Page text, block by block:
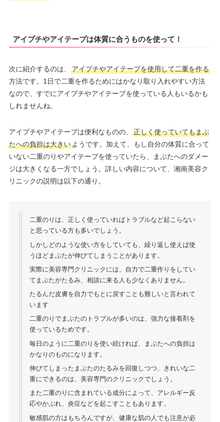
アイプチやアイテープは体質に合うものを使って！
次に紹介するのは、
アイプチやアイテープを使用して二重を作る
方法です。1日で二重を作るためにはかなり取り入れやすい方法
なので、すでにアイプチやアイテープを使っている人もいるかも
しれませんね。
アイプチやアイテープは便利なものの、
正しく使っていてもまぶ
たへの負担は大きいようです。加えて、もし自分の体質に合って
いない二重のりやアイテープを使っていたら、まぶたへのダメー
ジは大きくなる一方でしょう。詳しい内容について、湘南美容ク
リニックの説明は以下の通り。
二重のりは、正しく使っていればトラブルなど起こらない
と思っている方も多いでしょう。
しかしどのような使い方をしていても、繰り返し使えば使
うほどまぶたが伸びてしまうことがあります。
実際に美容専門クリニックには、自力で二重作りをしてい
てまぶたがたるみ、相談に来る人も少なくありません。
たるんだ皮膚を自力でもとに戻すことも難しいと言われて
います
二重のりでまぶたのトラブルが多いのは、強力な接着剤を
使っているためです。
毎日のように二重のりを使い続ければ、まぶたへの負担は
かなりのものになります。
伸びてしまったまぶたのたるみを回復しつつ、きれいな二
重にできるのは、美容専門のクリニックでしょう。
また二重のりに含まれている成分によって、アレルギー反
応やかぶれ、炎症などを起こすこともあります。
敏感肌の方はもちろんですが、健康な肌の人でも注意が必